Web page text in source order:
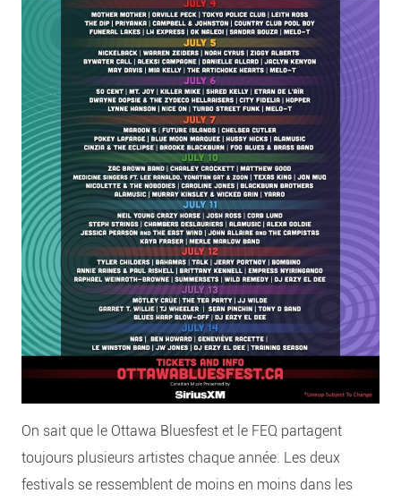
On sait que le Ottawa Bluesfest et le FEQ partagent
toujours plusieurs artistes chaque année. Les deux
festivals se ressemblent de moins en moins dans les